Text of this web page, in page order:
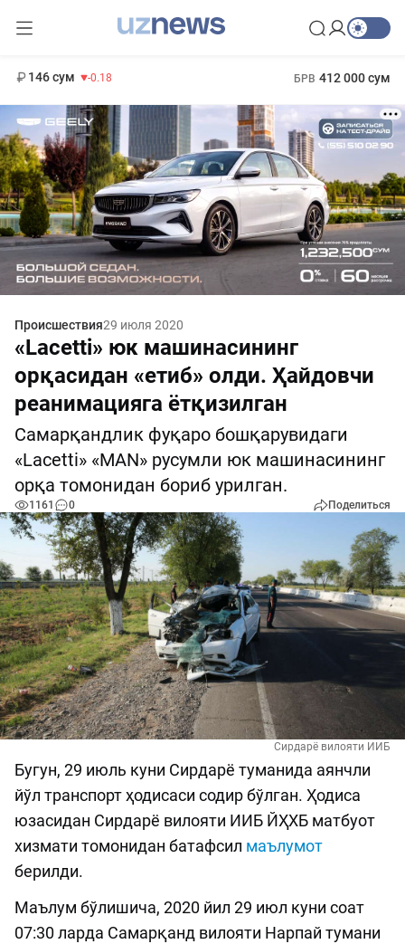
146 сум -0.18 БРВ 412 000 сум
Происшествия29 июля 2020
«Lacetti» юк машинасининг
орқасидан «етиб» олди. Ҳайдовчи
реанимацияга ётқизилган
Самарқандлик фуқаро бошқарувидаги
«Lacetti» «MAN» русумли юк машинасининг
орқа томонидан бориб урилган.
1161 0 Поделиться
Сирдарё вилояти ИИБ
Бугун, 29 июль куни Сирдарё туманида аянчли
йўл транспорт ҳодисаси содир бўлган. Ҳодиса
юзасидан Сирдарё вилояти ИИБ ЙҲХБ матбуот
хизмати томонидан батафсил маълумот
берилди.
Маълум бўлишича, 2020 йил 29 июл куни соат
07:30 ларда Самарқанд вилояти Нарпай тумани